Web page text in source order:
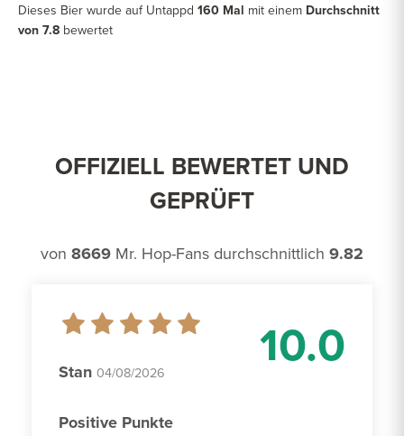
Dieses Bier wurde auf Untappd 160 Mal mit einem Durchschnitt
von 7.8 bewertet
OFFIZIELL BEWERTET UND
GEPRÜFT
von 8669 Mr. Hop-Fans durchschnittlich 9.82
10.0
Stan 04/08/2026
Positive Punkte